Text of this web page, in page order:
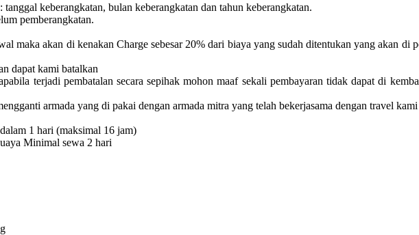
tanggal keberangkatan, bulan keberangkatan dan tahun keberangkatan.
pemberangkatan.
maka akan di kenakan Charge sebesar 20% dari biaya yang sudah ditentukan yang akan di
dapat kami batalkan
terjadi pembatalan secara sepihak mohon maaf sekali pembayaran tidak dapat di
armada yang di pakai dengan armada mitra yang telah bekerjasama dengan travel kami
1 hari (maksimal 16 jam)
Minimal sewa 2 hari